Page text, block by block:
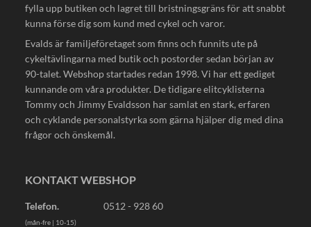
fylla upp butiken och lagret till bristningsgräns för att snabbt
kunna förse dig som kund med cykel och varor.
Evalds är familjeföretaget som finns och funnits ute på
cykeltävlingarna med butik och postorder sedan början av
90-talet. Webshop startades redan 1998. Vi har ett gediget
kunnande om våra produkter. De tidigare elitcyklisterna
Tommy och Jimmy Evaldsson har samlat en stark, erfaren
och cyklande personalstyrka som gärna hjälper dig med dina
frågor och önskemål.
KONTAKT WEBSHOP
Telefon. 0512 - 928 60
(mån-fre | 10-15)